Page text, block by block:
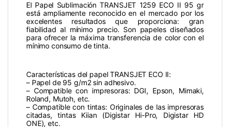
El Papel Sublimación TRANSJET 1259 ECO II 95 gr
está ampliamente reconocido en el mercado por los
excelentes resultados que proporciona: gran
fiabilidad al mínimo precio. Son papeles diseñados
para ofrecer la máxima transferencia de color con el
mínimo consumo de tinta.
Características del papel TRANSJET ECO II:
– Papel de 95 g/m2 sin adhesivo.
– Compatible con impresoras: DGI, Epson, Mimaki,
Roland, Mutoh, etc.
– Compatible con tintas: Originales de las impresoras
citadas, tintas Kiian (Digistar Hi-Pro, Digistar HD
ONE), etc.